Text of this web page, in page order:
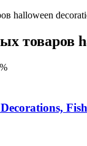
halloween
товаров
%